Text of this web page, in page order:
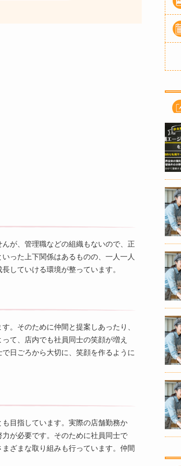
が、管理職などの組織もないので、正
った上下関係はあるものの、一人一人
していける環境が整っています。
。そのために仲間と提案しあったり、
て、店内でも社員同士の笑顔が増え
日ごろから大切に、笑顔を作るように
目指しています。実際の店舗勤務か
が必要です。そのために社員同士で
ざまな取り組みも行っています。仲間